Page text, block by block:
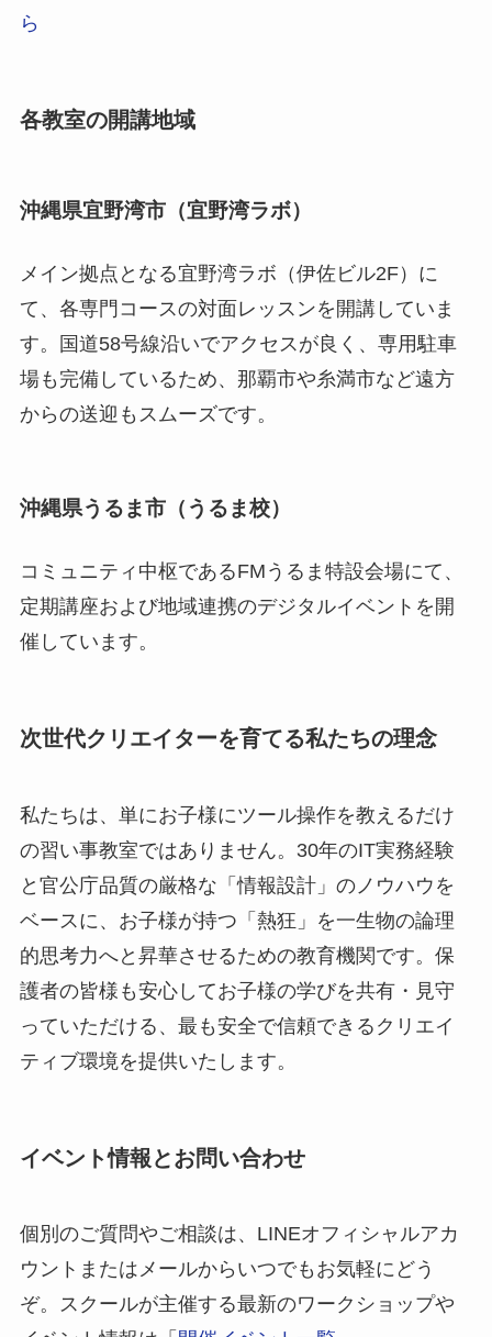
ら
各教室の開講地域
沖縄県宜野湾市（宜野湾ラボ）
メイン拠点となる宜野湾ラボ（伊佐ビル2F）に
て、各専門コースの対面レッスンを開講していま
す。国道58号線沿いでアクセスが良く、専用駐車
場も完備しているため、那覇市や糸満市など遠方
からの送迎もスムーズです。
沖縄県うるま市（うるま校）
コミュニティ中枢であるFMうるま特設会場にて、
定期講座および地域連携のデジタルイベントを開
催しています。
次世代クリエイターを育てる私たちの理念
私たちは、単にお子様にツール操作を教えるだけ
の習い事教室ではありません。30年のIT実務経験
と官公庁品質の厳格な「情報設計」のノウハウを
ベースに、お子様が持つ「熱狂」を一生物の論理
的思考力へと昇華させるための教育機関です。保
護者の皆様も安心してお子様の学びを共有・見守
っていただける、最も安全で信頼できるクリエイ
ティブ環境を提供いたします。
イベント情報とお問い合わせ
個別のご質問やご相談は、LINEオフィシャルアカ
ウントまたはメールからいつでもお気軽にどう
ぞ。スクールが主催する最新のワークショップや